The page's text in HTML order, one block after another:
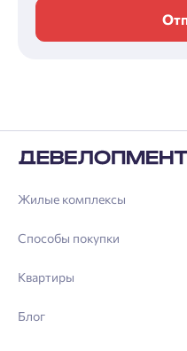
Жилые комплексы
Способы покупки
Квартиры
Блог